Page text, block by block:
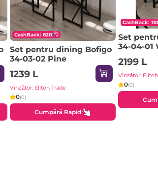
CashBack: 620
Set pentru dining Bofigo
34-03-02 Pine
1239 L
Vînzător: Eliteh Trade
0(0)
Cumpără Rapid
CashBack:
Set
34-04-01
2199 L
Vînzător:
0(0)